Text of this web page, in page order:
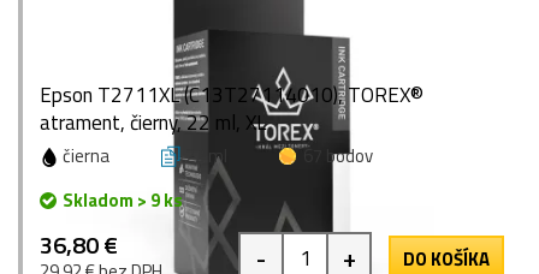
Epson T2711XL (C13T27114010), TOREX®
atrament, čierny, 22 ml, XL
čierna 22 ml
67 bodov
Skladom > 9 ks
36,80 € - + DO KOŠÍKA